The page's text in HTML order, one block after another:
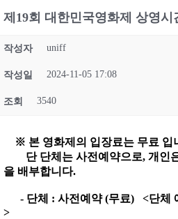
제19회 대한민국영화제 상영시
작성자 uniff
작성일 2024-11-05 17:08
조회 3540
※ 본 영화제의 입장료는 무료 입
단 단체는 사전예약으로, 개인
을 배부합니다.
- 단체 : 사전예약 (무료) <단체
>